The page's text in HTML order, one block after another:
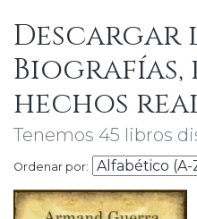
Descargar
Biografías,
hechos
Tenemos 45 libros
Ordenar por: